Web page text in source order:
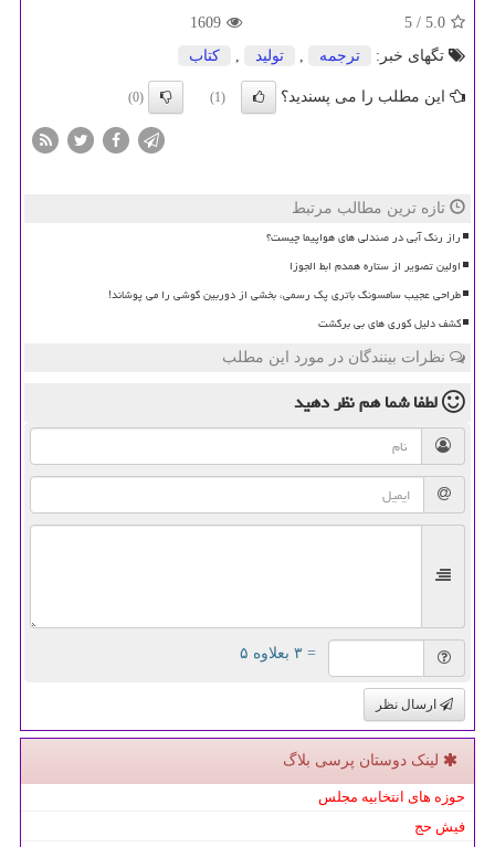
5.0
/ 5
1609
تگهای خبر:
ترجمه , تولید , كتاب
این مطلب را می پسندید؟ (1)
(0)
تازه ترین مطالب مرتبط
راز رنگ آبی در صندلی های هواپیما چیست؟
اولین تصویر از ستاره همدم ابط الجوزا
طراحی عجیب سامسونگ باتری پک رسمی، بخشی از دوربین گوشی را می پوشاند!
کشف دلیل کوری های بی برگشت
نظرات بینندگان در مورد این مطلب
لطفا شما همنظر دهید
= ۳ بعلاوه ۵
ارسال نظر
لینک دوستان پرسی بلاگ
حوزه های انتخابیه مجلس
فیش حج